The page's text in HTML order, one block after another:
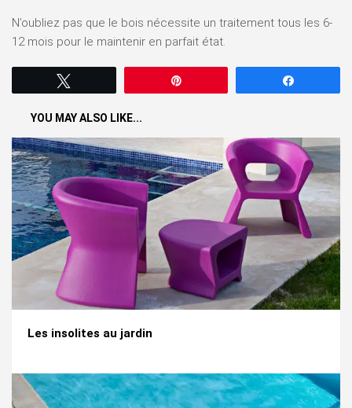
N’oubliez pas que le bois nécessite un traitement tous les 6-
12 mois pour le maintenir en parfait état.
YOU MAY ALSO LIKE...
Les insolites au jardin